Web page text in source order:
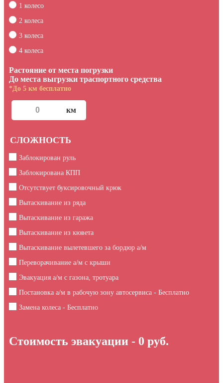
1 колесо
2 колеса
3 колеса
4 колеса
Растояние от места погрузки
До места выгрузки траспортного средства
*До 5 км бесплатно
СЛОЖНОСТЬ
Заблокирован руль
Заблокирована КПП
Отсутствует буксировочный крюк
Вытаскивание из ряда
Вытаскивание из гаража
Вытаскивание из кювета
Вытаскивание вылетевшего за бордюр а/м
Переворачивание а/м с крыши
Эвакуация а/м с газона, тротуара
Постановка а/м в рабочую зону автосервиса - Бесплатно
Замена колеса - Бесплатно
Стоимость эвакуации - 0 руб.